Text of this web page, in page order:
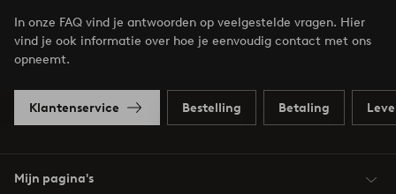
In onze FAQ vind je antwoorden op veelgestelde vragen. Hier
vind je ook informatie over hoe je eenvoudig contact met ons
opneemt.
Klantenservice Bestelling Betaling
Mijn pagina's